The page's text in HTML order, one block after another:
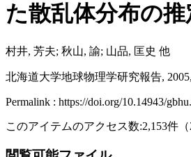
た散乱体分布の推
村井, 芳夫; 秋山, 諭; 山品, 匡史 他
北海道大学地球物理学研究報告, 2005,
Permalink : https://doi.org/10.14943/
このアイテムのアクセス数:2,153件 （